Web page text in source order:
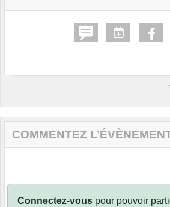
COMMENTEZ
Connectez-vous pour pouvoir